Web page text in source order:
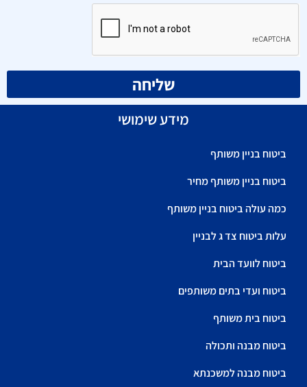
שליחה
מידע שימושי
ביטוח בניין משותף
ביטוח בניין משותף מחיר
כמה עולה ביטוח בניין משותף
עלות ביטוח צד ג לבניין
ביטוח לוועד הבית
ביטוח ועדי בתים משותפים
ביטוח בית משותף
ביטוח מבנה ותכולה
ביטוח מבנה למשכנתא